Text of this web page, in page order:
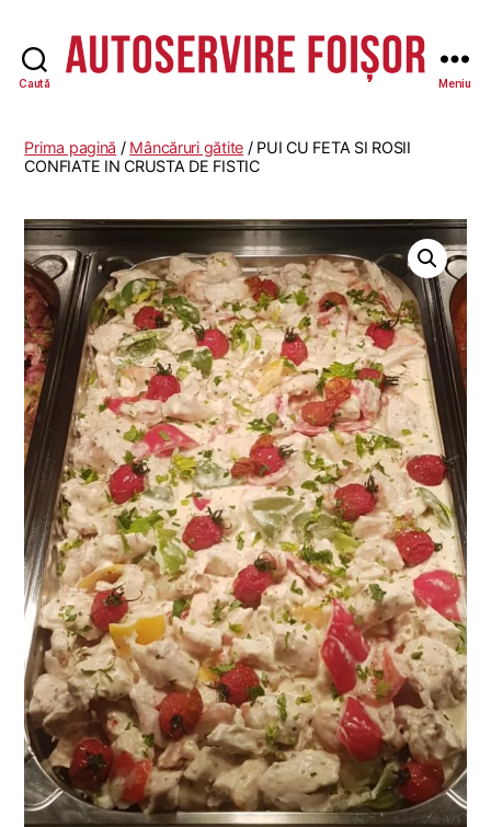
Caută Meniu
Prima pagină / Mâncăruri gătite / PUI CU FETA SI ROSII
CONFIATE IN CRUSTA DE FISTIC